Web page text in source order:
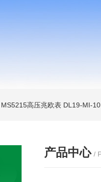
MS5215高压兆欧表 DL19-MI-
产品中心 /